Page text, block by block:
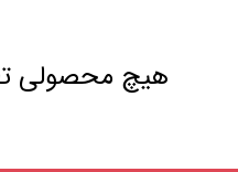
هیچ محصولی